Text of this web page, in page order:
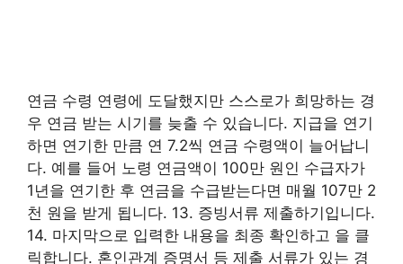
연금 수령 연령에 도달했지만 스스로가 희망하는 경
우 연금 받는 시기를 늦출 수 있습니다. 지급을 연기
하면 연기한 만큼 연 7.2씩 연금 수령액이 늘어납니
다. 예를 들어 노령 연금액이 100만 원인 수급자가
1년을 연기한 후 연금을 수급받는다면 매월 107만 2
천 원을 받게 됩니다. 13. 증빙서류 제출하기입니다.
14. 마지막으로 입력한 내용을 최종 확인하고 을 클
릭합니다. 혼인관계 증명서 등 제출 서류가 있는 경